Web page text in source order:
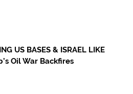
US BASES & ISRAEL LIKE
Oil War Backfires